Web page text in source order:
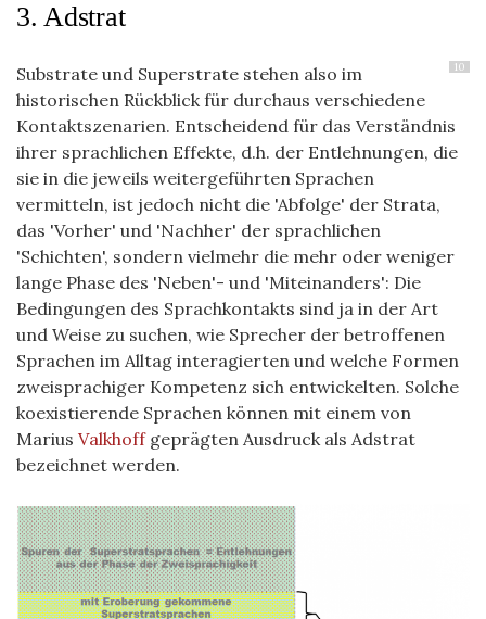
3. Adstrat
10
Substrate und Superstrate stehen also im
historischen Rückblick für durchaus verschiedene
Kontaktszenarien. Entscheidend für das Verständnis
ihrer sprachlichen Effekte, d.h. der Entlehnungen, die
sie in die jeweils weitergeführten Sprachen
vermitteln, ist jedoch nicht die 'Abfolge' der Strata,
das 'Vorher' und 'Nachher' der sprachlichen
'Schichten', sondern vielmehr die mehr oder weniger
lange Phase des 'Neben'- und 'Miteinanders': Die
Bedingungen des Sprachkontakts sind ja in der Art
und Weise zu suchen, wie Sprecher der betroffenen
Sprachen im Alltag interagierten und welche Formen
zweisprachiger Kompetenz sich entwickelten. Solche
koexistierende Sprachen können mit einem von
Marius Valkhoffgeprägten Ausdruck als Adstrat
bezeichnet werden.